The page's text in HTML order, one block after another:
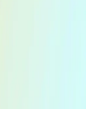
sağlayan yapay
entegrasyonu ve Apple
ve MacBook talebinde
ve Piyasadaki